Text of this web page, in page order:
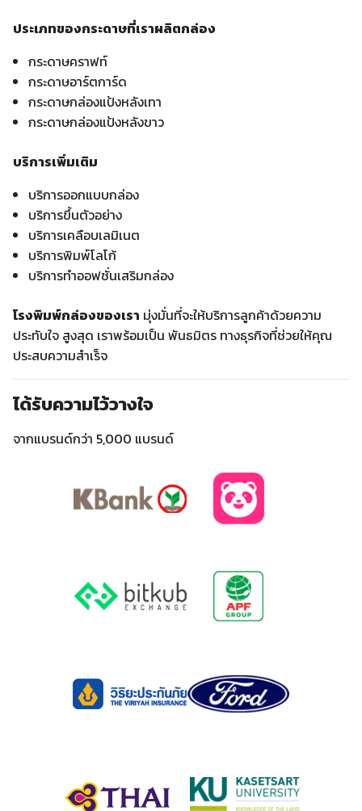
ประเภทของกระดาษที่เราผลิตกล่อง
กระดาษคราฟท์
กระดาษอาร์ตการ์ด
กระดาษกล่องแป้งหลังเทา
กระดาษกล่องแป้งหลังขาว
บริการเพิ่มเติม
บริการออกแบบกล่อง
บริการขึ้นตัวอย่าง
บริการเคลือบเลมิเนต
บริการพิมพ์โลโก้
บริการทำออฟชั่นเสริมกล่อง
โรงพิมพ์กล่องของเรา มุ่งมั่นที่จะให้บริการลูกค้าด้วยความ
ประทับใจ สูงสุด เราพร้อมเป็น พันธมิตร ทางธุรกิจที่ช่วยให้คุณ
ประสบความสำเร็จ
ได้รับความไว้วางใจ
จากแบรนด์กว่า 5,000 แบรนด์